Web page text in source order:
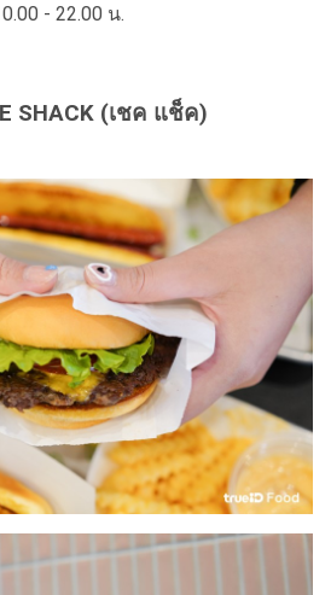
- 22.00 น.
SHACK (เชค แช็ค)